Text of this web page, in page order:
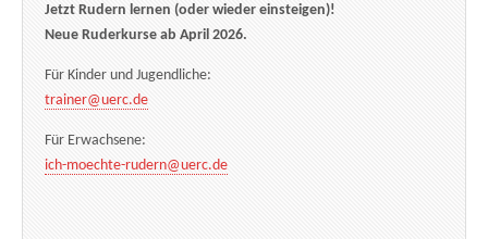
Jetzt Rudern lernen (oder wieder einsteigen)!
Neue Ruderkurse ab April 2026.
Für Kinder und Jugendliche:
trainer@uerc.de
Für Erwachsene:
ich-moechte-rudern@uerc.de